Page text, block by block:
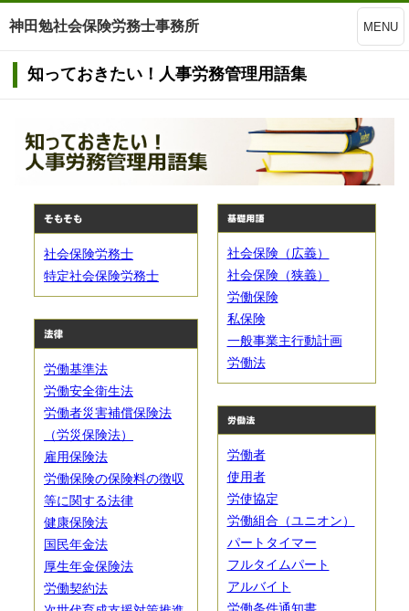
神田勉社会保険労務士事務所 MENU
知っておきたい！人事労務管理用語集
社会保険労務士
特定社会保険労務士
労働基準法
労働安全衛生法
労働者災害補償保険法
（労災保険法）
雇用保険法
労働保険の保険料の徴収
等に関する法律
健康保険法
国民年金法
厚生年金保険法
労働契約法
社会保険（広義）
社会保険（狭義）
労働保険
私保険
一般事業主行動計画
労働法
労働者
使用者
労使協定
労働組合（ユニオン）
パートタイマー
フルタイムパート
アルバイト